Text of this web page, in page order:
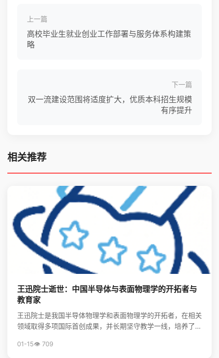
上一篇
高校毕业生就业创业工作部署与服务体系构建策
略
下一篇
双一流建设范围将适度扩大，优质本科招生规模
有序提升
相关推荐
王迅院士逝世：中国半导体与表面物理学的开拓者与
教育家
王迅院士是我国半导体物理学和表面物理学的开拓者，在相关
领域取得多项国际首创成果，并长期坚守教学一线，培养了大
01-15👁️ 709